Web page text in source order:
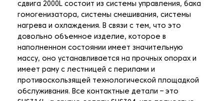
сдвига 2000L состоит из системы управления, бака
гомогенизатора, системы смешивания, системы
нагрева и охлаждения. В связи с тем, что это
довольно объемное изделие, которое в
наполненном состоянии имеет значительную
массу, оно устанавливается на прочных опорах и
имеет раму с лестницей с перилами и
противоскользящей технологической площадкой
обслуживания. Все контактные детали – это